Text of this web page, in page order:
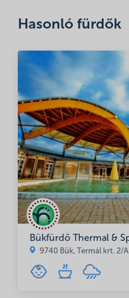
Név*
E-mail cím*
A nevem, e-mail címem, és
Hasonló fürdők
Bükfürdő Thermal &
9740 Bük, Termál krt. 2/